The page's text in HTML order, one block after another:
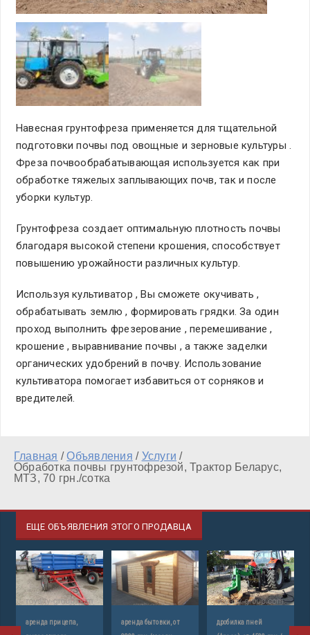
Навесная грунтофреза применяется для тщательной
подготовки почвы под овощные и зерновые культуры .
Фреза почвообрабатывающая используется как при
обработке тяжелых заплывающих почв, так и после
уборки культур.
Грунтофреза создает оптимальную плотность почвы
благодаря высокой степени крошения, способствует
повышению урожайности различных культур.
Используя культиватор , Вы сможете окучивать ,
обрабатывать землю , формировать грядки. За один
проход выполнить фрезерование , перемешивание ,
крошение , выравнивание почвы , а также заделки
органических удобрений в почву. Использование
культиватора помогает избавиться от сорняков и
вредителей.
Главная /Объявления / Услуги /
Обработка почвы грунтофрезой, Трактор Беларус,
МТЗ, 70 грн./сотка
ЕЩЕ ОБЪЯВЛЕНИЯ ЭТОГО ПРОДАВЦА
аренда прицепа,
аренда бытовки, от
дробилка пней